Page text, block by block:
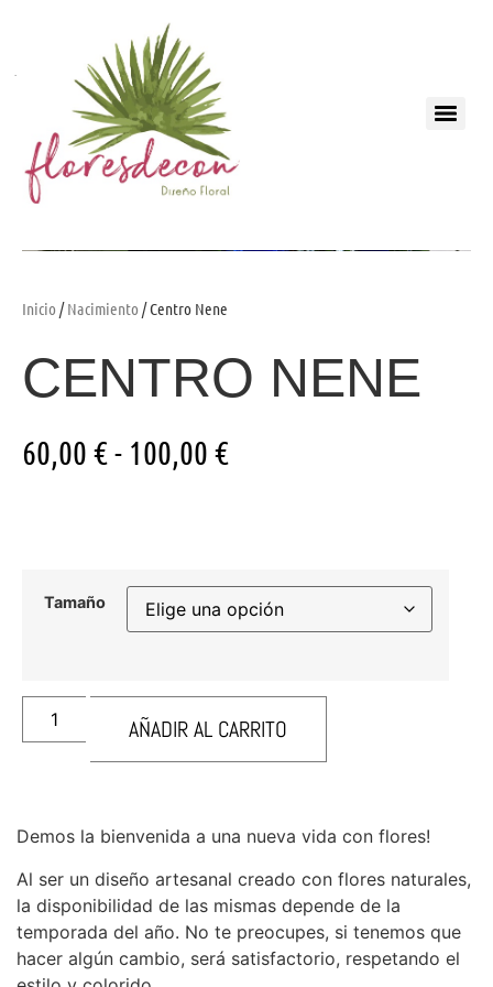
Inicio /Nacimiento / Centro Nene
CENTRO NENE
60,00€- 100,00€
Tamaño
AÑADIR AL CARRITO
Demos la bienvenida a una nueva vida con flores!
Al ser un diseño artesanal creado con flores naturales,
la disponibilidad de las mismas depende de la
temporada del año. No te preocupes, si tenemos que
hacer algún cambio, será satisfactorio, respetando el